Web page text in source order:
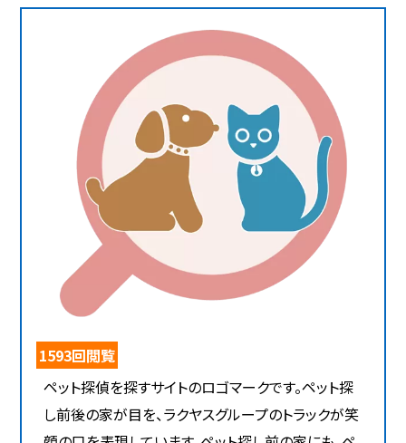
1593回閲覧
ペット探偵を探すサイトのロゴマークです。ペット探
し前後の家が目を、ラクヤスグループのトラックが笑